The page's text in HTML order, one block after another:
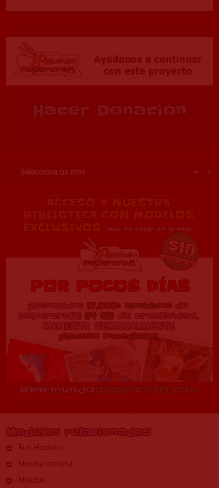
Modelos relacionados
Ruri Hoshino
Mesera conejita
Misuha